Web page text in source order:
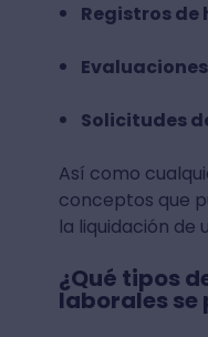
Registros
Solicitudes
Así como
conceptos que
la liquidación de
¿Qué tipos
laborales se